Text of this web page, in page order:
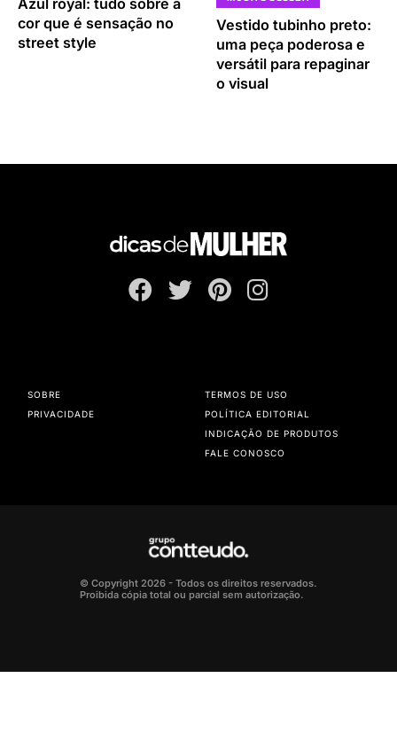
Azul royal: tudo sobre a
cor que é sensação no
street style
Vestido tubinho preto:
uma peça poderosa e
versátil para repaginar
o visual
SOBRE
PRIVACIDADE
TERMOS DE USO
POLÍTICA EDITORIAL
INDICAÇÃO DE PRODUTOS
FALE CONOSCO
© Copyright 2026 - Todos os direitos reservados.
Proibida cópia total ou parcial sem autorização.